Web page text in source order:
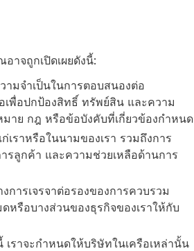
าจถูกเปิดเผยดังนี้:
ามจำเป็นในการตอบสนองต่อ
เพื่อปกป้องสิทธิ์ ทรัพย์สิน และความ
าย กฎ หรือข้อบังคับที่เกี่ยวข้องกำหนด
ราหรือในนามของเรา รวมถึงการ
รลูกค้า และความช่วยเหลือด้านการ
ารเจรจาต่อรองของการควบรวม
หรือบางส่วนของธุรกิจของเราให้กับ
ราจะกำหนดให้บริษัทในเครือเหล่านั้น